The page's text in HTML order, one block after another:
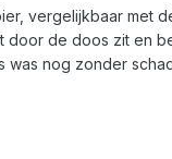
vergelijkbaar met
door de doos zit en
nog zonder